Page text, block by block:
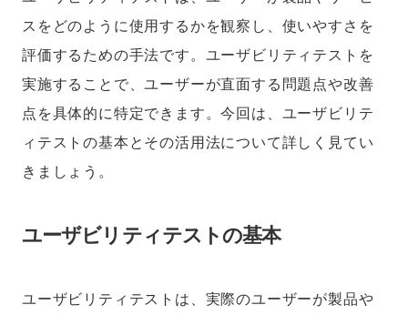
スをどのように使用するかを観察し、使いやすさを
評価するための手法です。ユーザビリティテストを
実施することで、ユーザーが直面する問題点や改善
点を具体的に特定できます。今回は、ユーザビリテ
ィテストの基本とその活用法について詳しく見てい
きましょう。
ユーザビリティテストの基本
ユーザビリティテストは、実際のユーザーが製品や